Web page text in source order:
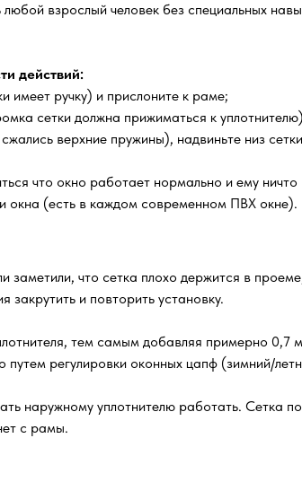
взрослый человек без специальных
действий:
имеет ручку) и прислоните к раме;
сетки должна прижиматься к
верхние пружины), надвиньте низ
что окно работает нормально и ему
окна (есть в каждом современном ПВХ окне).
что сетка плохо держится в
и повторить установку.
тем самым добавляя примерно 0,7
регулировки оконных цапф (зимний/
наружному уплотнителю работать. Сетка
с рамы.